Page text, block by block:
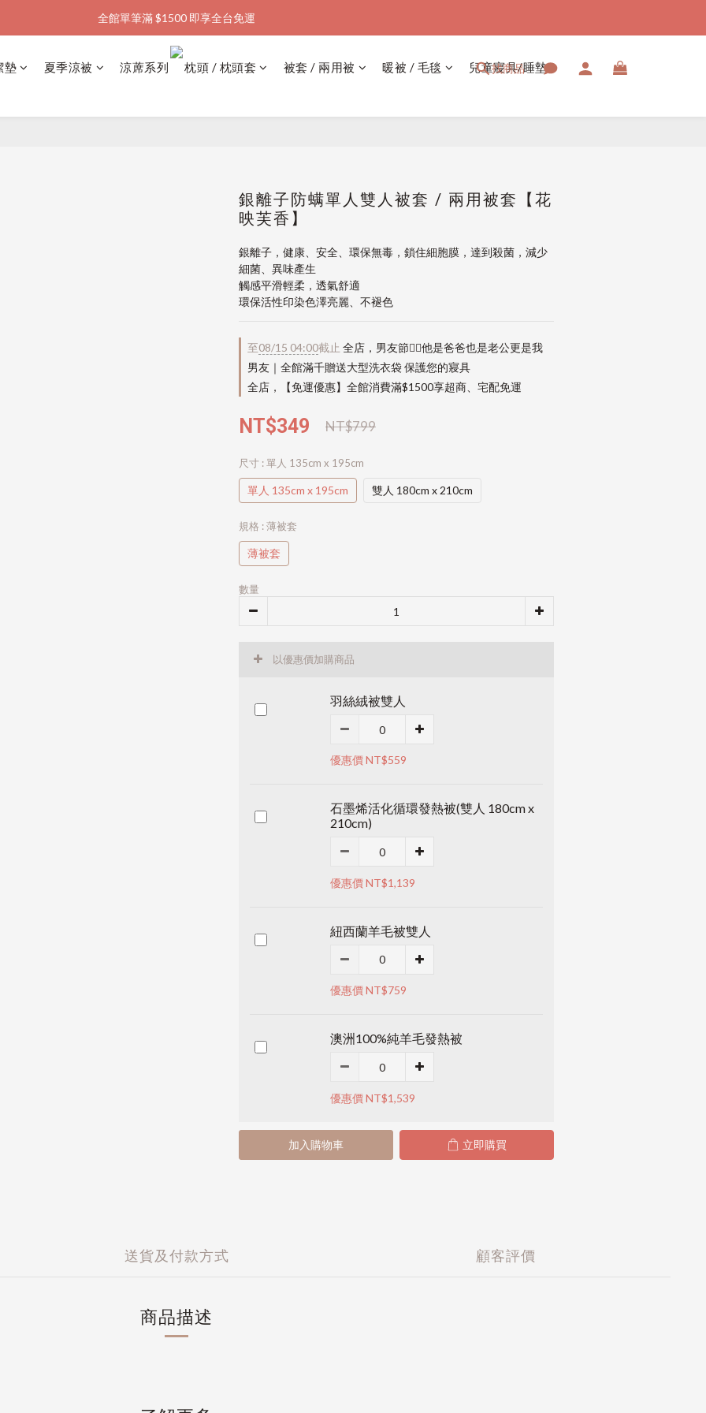
加入會員購物金  馬上領  馬上折
全館單筆滿 $1500 即享全台免運
加入會員購物金  馬上領  馬上折
找商品
墊 夏季涼被 涼蓆系列 枕頭 / 枕頭套 被套 / 兩用被 暖被 / 毛毯 兒童寢具/睡墊
銀離子防螨單人雙人被套 / 兩用被套【花
映芙香】
銀離子，健康、安全、環保無毒，鎖住細胞膜，達到殺菌，減少
細菌、異味產生
觸感平滑輕柔，透氣舒適
環保活性印染色澤亮麗、不褪色
至08/15 04:00截止 全店，男友節👱‍♂️他是爸爸也是老公更是我
男友｜全館滿千贈送大型洗衣袋 保護您的寢具
全店，【免運優惠】全館消費滿$1500享超商、宅配免運
NT$799
NT$349
尺寸 : 單人 135cm x 195cm
單人 135cm x 195cm 雙人 180cm x 210cm
規格 : 薄被套
薄被套
數量
以優惠價加購商品
羽絲絨被雙人
優惠價 NT$559
石墨烯活化循環發熱被(雙人 180cm x
210cm)
優惠價 NT$1,139
紐西蘭羊毛被雙人
優惠價 NT$759
澳洲100%純羊毛發熱被
優惠價 NT$1,539
加入購物車 立即購買
送貨及付款方式 顧客評價
商品描述